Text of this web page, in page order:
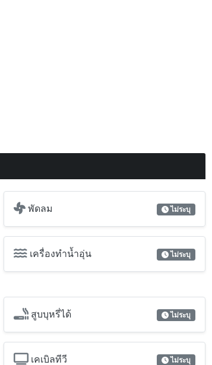
พัดลม ไม่ระบุ
เครื่องทำน้ำอุ่น ไม่ระบุ
สูบบุหรี่ได้ ไม่ระบุ
เคเบิลทีวี ไม่ระบุ